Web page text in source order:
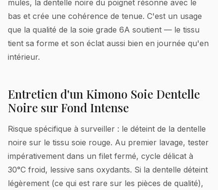
mules, la dentelle noire du poignet résonne avec le
bas et crée une cohérence de tenue. C'est un usage
que la qualité de la soie grade 6A soutient — le tissu
tient sa forme et son éclat aussi bien en journée qu'en
intérieur.
Entretien d'un Kimono Soie Dentelle
Noire sur Fond Intense
Risque spécifique à surveiller : le déteint de la dentelle
noire sur le tissu soie rouge. Au premier lavage, tester
impérativement dans un filet fermé, cycle délicat à
30°C froid, lessive sans oxydants. Si la dentelle déteint
légèrement (ce qui est rare sur les pièces de qualité),